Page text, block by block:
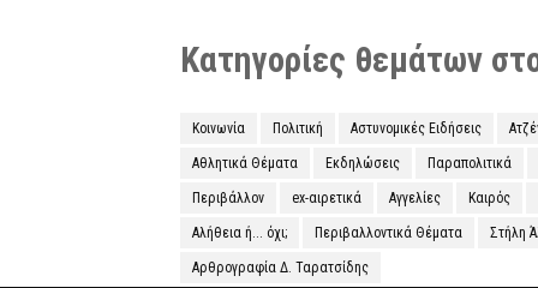
Κατηγορίες θεμάτων
Κοινωνία Πολιτική Αστυνομικές Ειδήσεις
Αθλητικά Θέματα Εκδηλώσεις Παραπολιτικά
Περιβάλλον ex-αιρετικά Αγγελίες Καιρός
Αλήθεια ή... όχι; Περιβαλλοντικά Θέματα Στήλη
Αρθρογραφία Δ. Ταρατσίδης